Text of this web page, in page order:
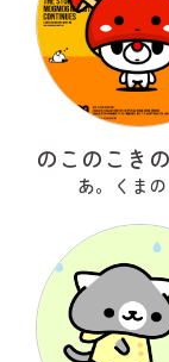
あ。くまの